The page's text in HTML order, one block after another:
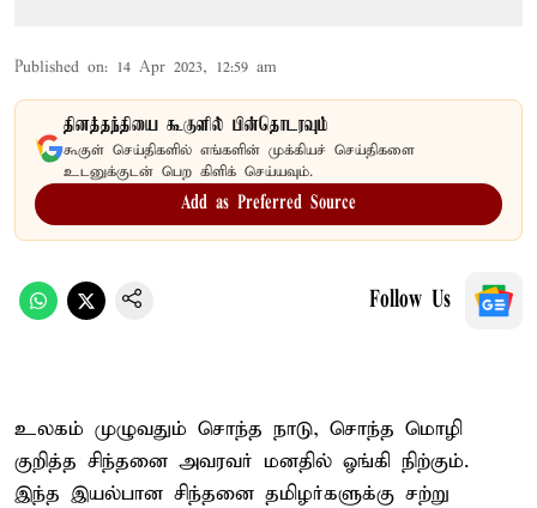
Published on: 14 Apr 2023, 12:59 am
தினத்தந்தியை கூகுளில் பின்தொடரவும்
கூகுள் செய்திகளில் எங்களின் முக்கியச் செய்திகளை
உடனுக்குடன் பெற கிளிக் செய்யவும்.
Add as Preferred Source
Follow Us
உலகம் முழுவதும் சொந்த நாடு, சொந்த மொழி
குறித்த சிந்தனை அவரவர் மனதில் ஓங்கி நிற்கும்.
இந்த இயல்பான சிந்தனை தமிழர்களுக்கு சற்று